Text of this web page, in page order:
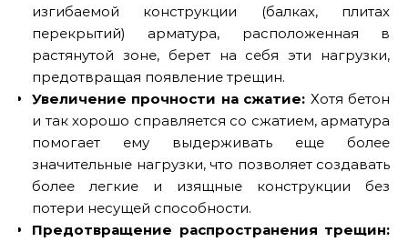
изгибаемой конструкции (балках, плитах
перекрытий) арматура, расположенная в
растянутой зоне, берет на себя эти нагрузки,
предотвращая появление трещин.
Увеличение прочности на сжатие: Хотя бетон
и так хорошо справляется со сжатием, арматура
помогает ему выдерживать еще более
значительные нагрузки, что позволяет создавать
более легкие и изящные конструкции без
потери несущей способности.
Предотвращение распространения трещин: